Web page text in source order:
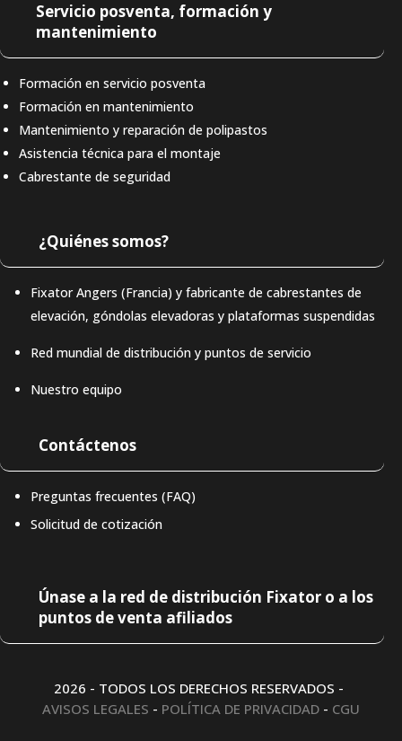
Servicio posventa, formación y
mantenimiento
Formación en servicio posventa
Formación en mantenimiento
Mantenimiento y reparación de polipastos
Asistencia técnica para el montaje
Cabrestante de seguridad
¿Quiénes somos?
Fixator Angers (Francia) y fabricante de cabrestantes de
elevación, góndolas elevadoras y plataformas suspendidas
Red mundial de distribución y puntos de servicio
Nuestro equipo
Contáctenos
Preguntas frecuentes (FAQ)
Solicitud de cotización
Únase a la red de distribución Fixator o a los
puntos de venta afiliados
2026 - TODOS LOS DERECHOS RESERVADOS -
AVISOS LEGALES - POLÍTICA DE PRIVACIDAD- CGU